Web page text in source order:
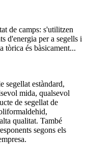
de camps: s'utilitzen
d'energia per a segells i
tòrica és bàsicament...
segellat estàndard,
mida, qualsevol
de segellat de
qualitat. També
segons els